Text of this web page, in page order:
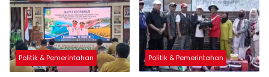
Politik & Pemerintahan Politik & Pemerintahan